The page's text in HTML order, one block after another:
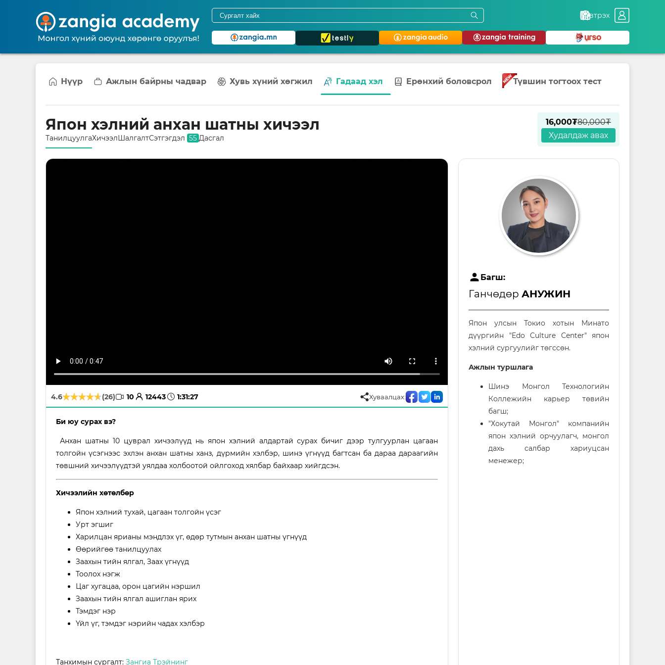
Нэвтрэх
Нүүр Ажлын байрны чадвар Хувь хүний хөгжил Гадаад хэл Ерөнхий боловсрол Түвшин тогтоох тест
Япон хэлний анхан шатны хичээл
ТанилцуулгаХичээлШалгалтСэтгэгдэл 55 Дасгал
16,000₮80,000₮
Худалдаж авах
4.6 (26) 10 avatar 12443time 1:31:27 Хуваалцах:
Би юу сурах вэ?
Анхан шатны 10 цуврал хичээлүүд нь япон хэлний алдартай сурах бичиг дээр тулгуурлан цагаан
толгойн үсэгнээс эхлэн анхан шатны ханз, дүрмийн хэлбэр, шинэ үгнүүд багтсан ба дараа дараагийн
төвшний хичээлүүдтэй уялдаа холбоотой ойлгоход хялбар байхаар хийгдсэн.
Хичээлийн хөтөлбөр
Япон хэлний тухай, цагаан толгойн үсэг
Урт эгшиг
Харилцан ярианы мэндлэх үг, өдөр тутмын анхан шатны үгнүүд
Өөрийгөө танилцуулах
Заахын тийн ялгал, Заах үгнүүд
Тоолох нэгж
Цаг хугацаа, орон цагийн нэршил
Заахын тийн ялгал ашиглан ярих
Тэмдэг нэр
Үйл үг, тэмдэг нэрийн чадах хэлбэр
Танхимын сургалт: Зангиа Трэйнинг
user Багш:
ГанчөдөрАНУЖИН
Япон улсын Токио хотын Минато
дүүргийн "Edo Culture Center" япон
хэлний сургуулийг төгссөн.
Ажлын туршлага
Шинэ Монгол Технологийн
Коллежийн карьер төвийн
багш;
"Хокутай Монгол" компанийн
япон хэлний орчуулагч, монгол
дахь салбар хариуцсан
менежер;